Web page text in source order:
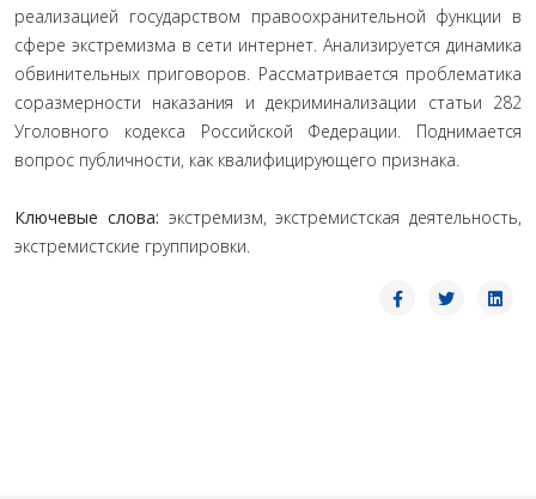
реализацией государством правоохранительной функции в
сфере экстремизма в сети интернет. Анализируется динамика
обвинительных приговоров. Рассматривается проблематика
соразмерности наказания и декриминализации статьи 282
Уголовного кодекса Российской Федерации. Поднимается
вопрос публичности, как квалифицирующего признака.
Ключевые слова: экстремизм, экстремистская деятельность,
экстремистские группировки.